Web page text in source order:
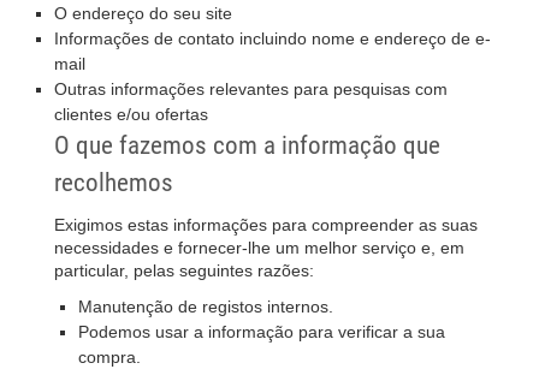
O endereço do seu site
Informações de contato incluindo nome e endereço de e-
mail
Outras informações relevantes para pesquisas com
clientes e/ou ofertas
O que fazemos com a informação que
recolhemos
Exigimos estas informações para compreender as suas
necessidades e fornecer-lhe um melhor serviço e, em
particular, pelas seguintes razões:
Manutenção de registos internos.
Podemos usar a informação para verificar a sua
compra.